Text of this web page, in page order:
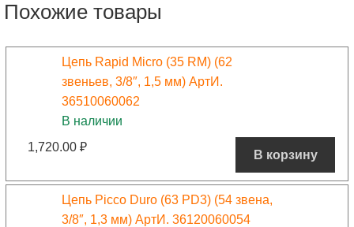
Похожие товары
Цепь Rapid Micro (35 RM) (62
звеньев, 3/8″, 1,5 мм) АртИ.
36510060062
В наличии
1,720.00 ₽
В корзину
Цепь Picco Duro (63 PD3) (54 звена,
3/8″, 1,3 мм) АртИ. 36120060054